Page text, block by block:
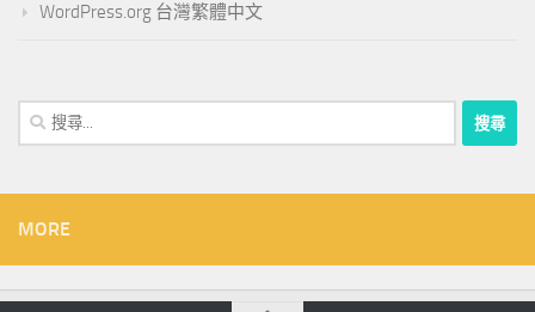
WordPress.org 台灣繁體中文
搜
尋
鍵
字:
MORE